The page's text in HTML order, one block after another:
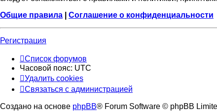
Общие правила
Соглашение о конфиденциальности
Регистрация
Список форумов
Часовой пояс: UTC
Удалить cookies
Связаться с администрацией
Создано на основе phpBB® Forum Software © phpBB